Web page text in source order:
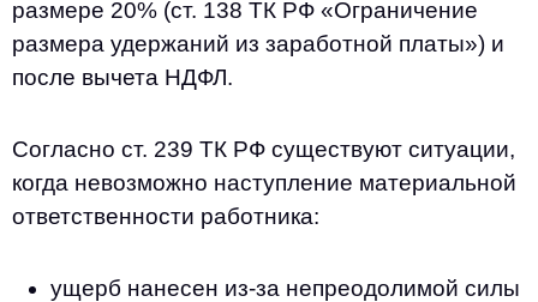
размере 20% (ст. 138 ТК РФ «Ограничение
размера удержаний из заработной платы») и
после вычета НДФЛ.
Согласно ст. 239 ТК РФ существуют ситуации,
когда невозможно наступление материальной
ответственности работника:
ущерб нанесен из-за непреодолимой силы